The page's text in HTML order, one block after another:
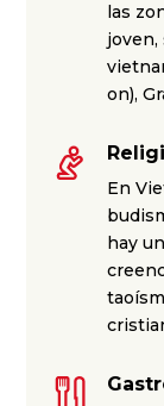
las
joven,
on),
En
hay